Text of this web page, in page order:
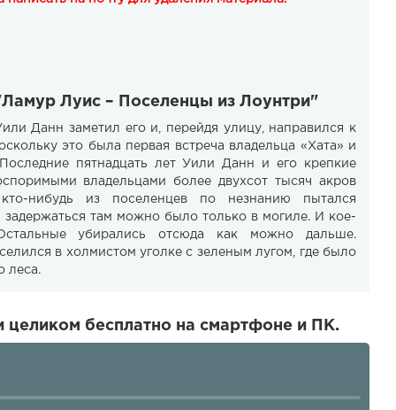
Луис – Поселенцы из Лоунтри"
Данн заметил его и, перейдя улицу, направился к
это была первая встреча владельца «Хата» и
пятнадцать лет Уили Данн и его крепкие
владельцами более двухсот тысяч акров
нибудь из поселенцев по незнанию пытался
задержаться там можно было только в могиле. И кое-
убирались отсюда как можно дальше.
в холмистом уголке с зеленым лугом, где было
леса.
бесплатно на смартфоне и ПК.